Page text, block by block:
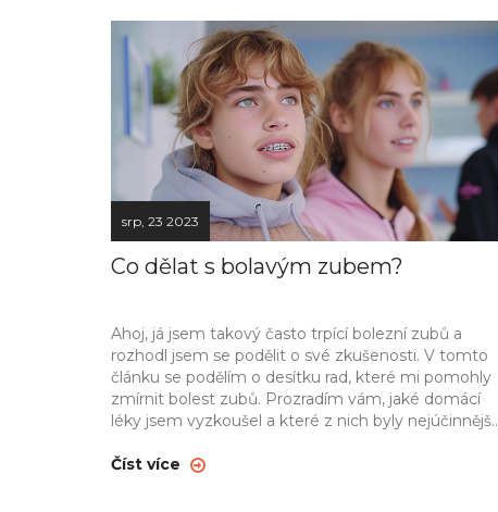
srp, 23 2023
Co dělat s bolavým zubem?
Ahoj, já jsem takový často trpící bolezní zubů a
rozhodl jsem se podělit o své zkušenosti. V tomto
článku se podělím o desítku rad, které mi pomohly
zmírnit bolest zubů. Prozradím vám, jaké domácí
léky jsem vyzkoušel a které z nich byly nejúčinnější.
bolestí zubů stejně jako já.
Číst více